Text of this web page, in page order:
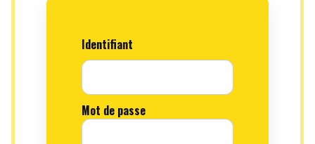
Identifiant
Mot de passe